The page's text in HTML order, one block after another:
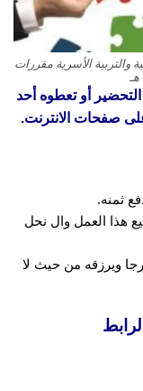
والتربية الأسرية مقررات
التحضير أو تعطوه أحد
على صفحات الانترنت.
ثمنه.
هذا العمل وال نحل
ويرزقه من حيث لا